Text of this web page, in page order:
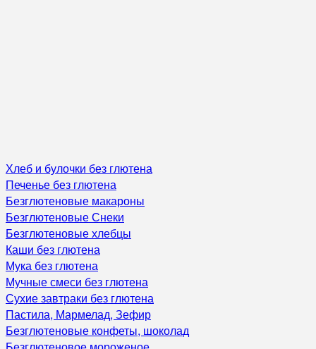
Хлеб и булочки без глютена
Печенье без глютена
Безглютеновые макароны
Безглютеновые Снеки
Безглютеновые хлебцы
Каши без глютена
Мука без глютена
Мучные смеси без глютена
Сухие завтраки без глютена
Пастила, Мармелад, Зефир
Безглютеновые конфеты, шоколад